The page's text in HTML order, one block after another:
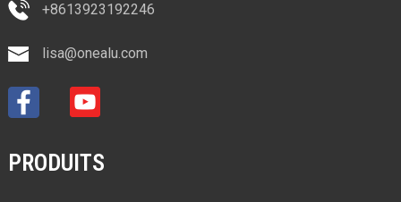
+8613923192246
lisa@onealu.com
PRODUITS